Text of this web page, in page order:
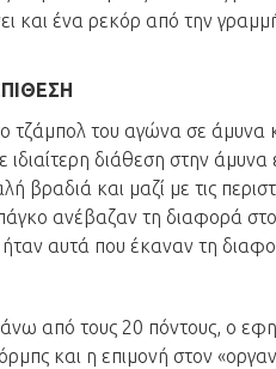
και ένα ρεκόρ από την
του αγώνα σε άμυνα
διάθεση στην άμυνα
και μαζί με τις
ανέβαζαν τη διαφορά
αυτά που έκαναν τη
από τους 20 πόντους, ο
και η επιμονή στον